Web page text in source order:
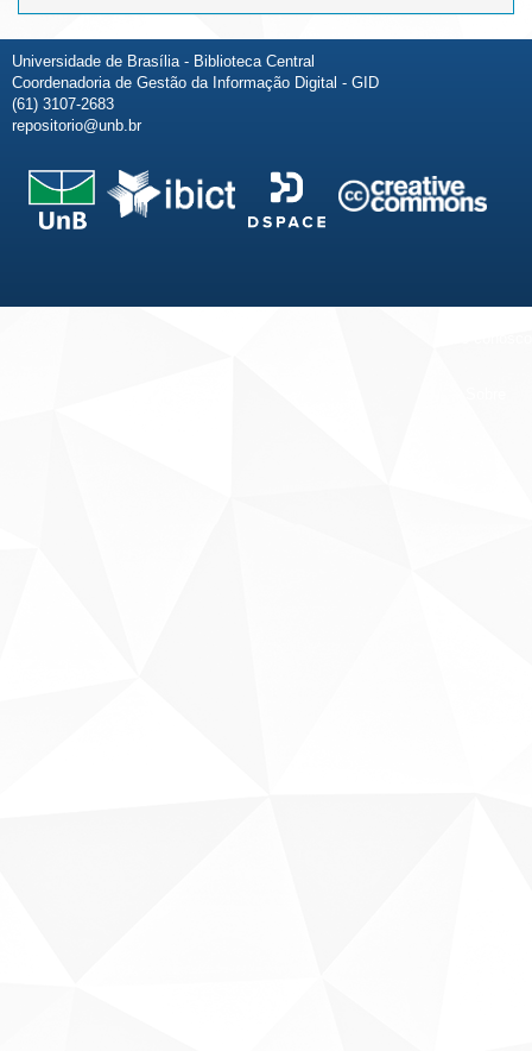
Universidade de Brasília - Biblioteca Central
Coordenadoria de Gestão da Informação Digital - GID
(61) 3107-2683
repositorio@unb.br